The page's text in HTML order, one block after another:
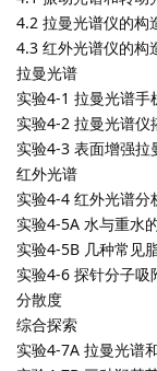
4.2 拉曼光谱仪的构
4.3 红外光谱仪的构
拉曼光谱
实验4-1 拉曼光谱手
实验4-2 拉曼光谱仪
实验4-3 表面增强拉
红外光谱
实验4-4 红外光谱分
实验4-5A 水与重水
实验4-5B 几种常见
实验4-6 探针分子吸
分散度
综合探索
实验4-7A 拉曼光谱